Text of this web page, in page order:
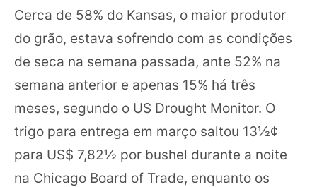
Cerca de 58% do Kansas, o maior produtor
do grão, estava sofrendo com as condições
de seca na semana passada, ante 52% na
semana anterior e apenas 15% há três
meses, segundo o US Drought Monitor. O
trigo para entrega em março saltou 13½¢
para US$ 7,82½ por bushel durante a noite
na Chicago Board of Trade, enquanto os